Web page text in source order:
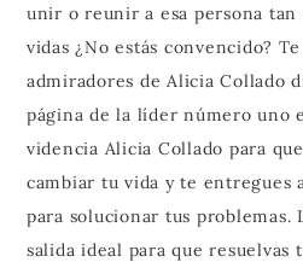
unir o reunir a esa persona tan
vidas ¿No estás convencido?
admiradores de Alicia Collado
página de la líder número uno
videncia Alicia Collado para
cambiar tu vida y te entregues
para solucionar tus problemas.
salida ideal para que resuelvas